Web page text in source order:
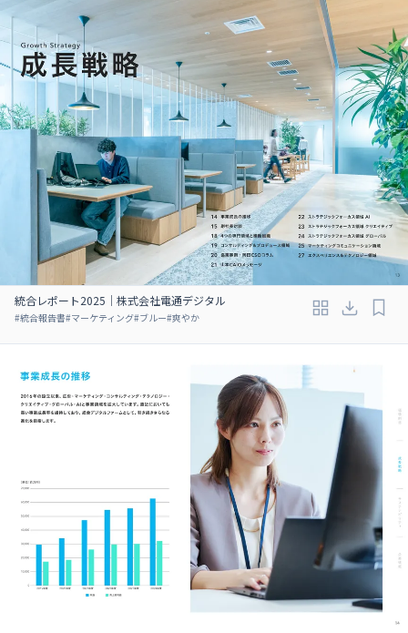
統合レポート2025｜株式会社電通デジタル
#統合報告書#マーケティング#ブルー#爽やか